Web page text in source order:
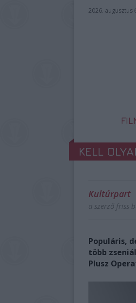
2026. augusztus
KELL
Kultúrpart
a szerző friss
Populáris,
több
Plusz